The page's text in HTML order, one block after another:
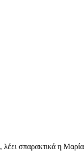
, λέει σπαρακτικά η